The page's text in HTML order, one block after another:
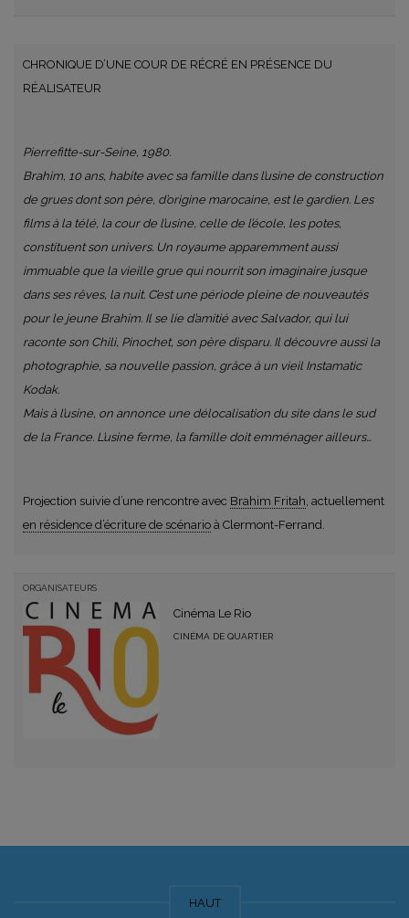
CHRONIQUE D’UNE COUR DE RÉCRÉ EN PRÉSENCE DU
RÉALISATEUR
Pierrefitte-sur-Seine, 1980.
Brahim, 10 ans, habite avec sa famille dans l’usine de construction
de grues dont son père, d’origine marocaine, est le gardien. Les
films à la télé, la cour de l’usine, celle de l’école, les potes,
constituent son univers. Un royaume apparemment aussi
immuable que la vieille grue qui nourrit son imaginaire jusque
dans ses rêves, la nuit. C’est une période pleine de nouveautés
pour le jeune Brahim. Il se lie d’amitié avec Salvador, qui lui
raconte son Chili, Pinochet, son père disparu. Il découvre aussi la
photographie, sa nouvelle passion, grâce à un vieil Instamatic
Kodak.
Mais à l’usine, on annonce une délocalisation du site dans le sud
de la France. L’usine ferme, la famille doit emménager ailleurs…
Projection suivie d’une rencontre avec Brahim Fritah, actuellement
en résidence d’écriture de scénario à Clermont-Ferrand.
ORGANISATEURS
Cinéma Le Rio
CINÉMA DE QUARTIER
HAUT